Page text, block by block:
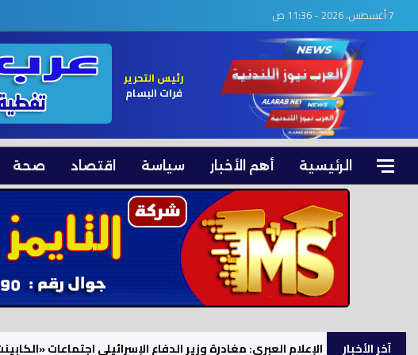
7 أغسطس، 2026 - 11:36 ص
رئيس التحرير
فرات البسام
الرئيسية أهم الأخبار سياسة اقتصاد صحة
آخر الأخبار الإعلام العبري: مغادرة وزير الدفاع الإسرائيلي اجتماعات